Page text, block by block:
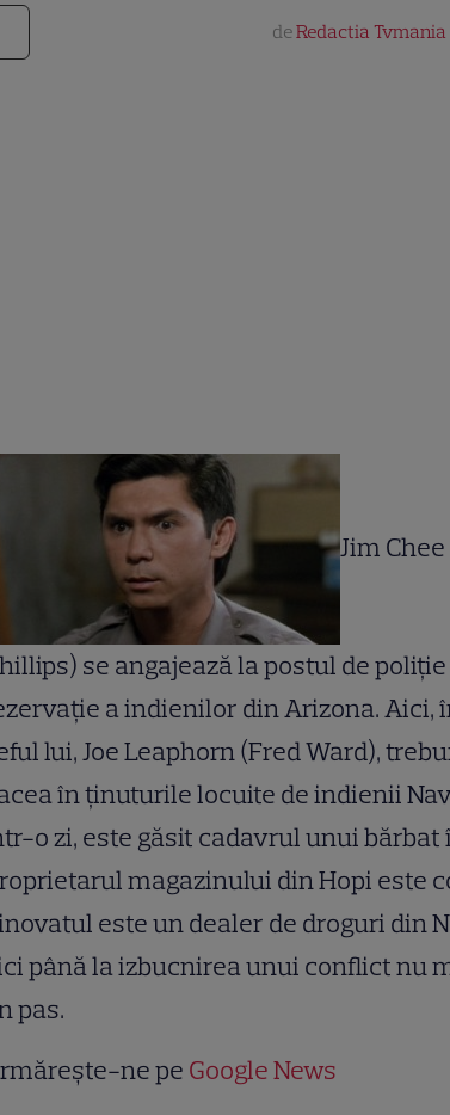
deRedactia Tvmania
Jim
se angajează la postul de
a indienilor din Arizona. Aici,
lui, Joe Leaphorn (Fred Ward),
în ţinuturile locuite de indienii
o zi, este găsit cadavrul unui bărbat
magazinului din Hopi este
este un dealer de droguri din
până la izbucnirea unui conflict nu
pas.
ne pe Google News